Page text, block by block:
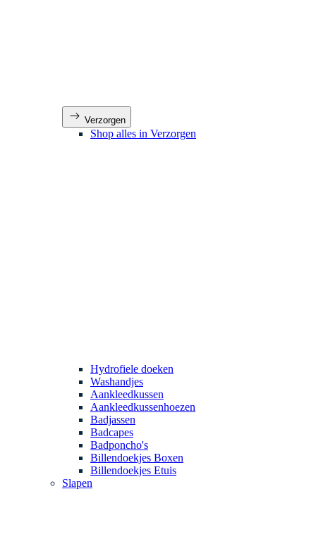
Verzorgen
Shop alles in Verzorgen
Hydrofiele doeken
Washandjes
Aankleedkussen
Aankleedkussenhoezen
Badjassen
Badcapes
Badponcho's
Billendoekjes Boxen
Billendoekjes Etuis
Slapen